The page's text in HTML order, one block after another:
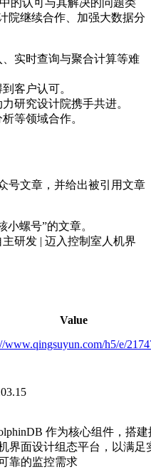
的认可与其解决的问题类
院继续合作、加强大数据分
实时查询与聚合计算等难
客户认可。
研究设计院携手共进。
等领域合作。
号文章，并给出被引用文章
螺号”的文章。
研发 | 迈入控制室人机界
Value
www.qingsuyun.com/h5/e/
作为核心组件，搭建
界面设计组态平台，以满足
靠的监控需求